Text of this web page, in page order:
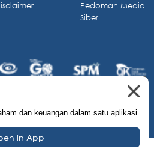
Pedoman Media
Siber
All Rights Reserved.
dan keuangan dalam satu aplikasi.
in App